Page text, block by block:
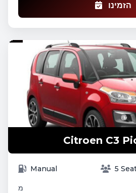
הזמינו
Citroen C3
Manual 5
מ